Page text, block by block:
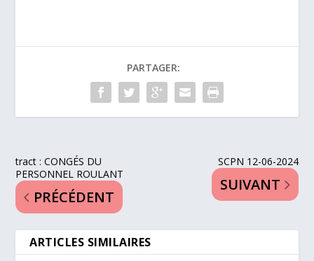
PARTAGER:
tract : CONGÉS DU
PERSONNEL ROULANT
PRÉCÉDENT
SCPN 12-06-2024
SUIVANT
ARTICLES SIMILAIRES